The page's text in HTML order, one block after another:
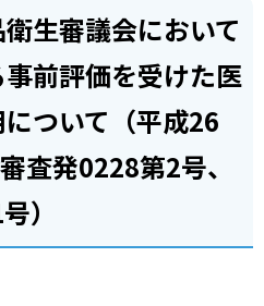
生審議会において
前評価を受けた医
ついて（平成26
査発0228第2号、
）